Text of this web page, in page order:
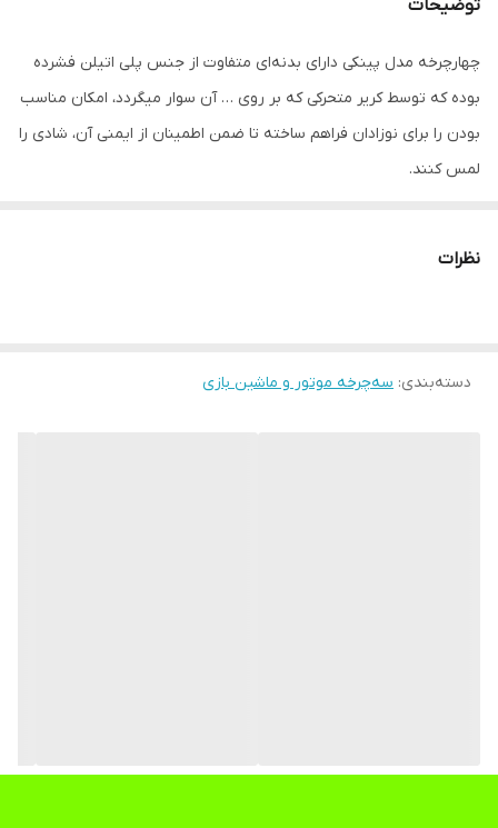
امکانات همراه سایبان
توضیحات
چهارچرخه مدل پینکی دارای بدنه‌ای متفاوت از جنس پلی اتیلن فشرده
بوده که توسط کریر متحرکی که بر روی … آن سوار میگردد، امکان مناسب
بودن را برای نوزادان فراهم ساخته تا ضمن اطمینان از ایمنی آن، شادی را
لمس کنند.
نظرات
دسته‌بندی: سه‌چرخه موتور و ماشین بازی